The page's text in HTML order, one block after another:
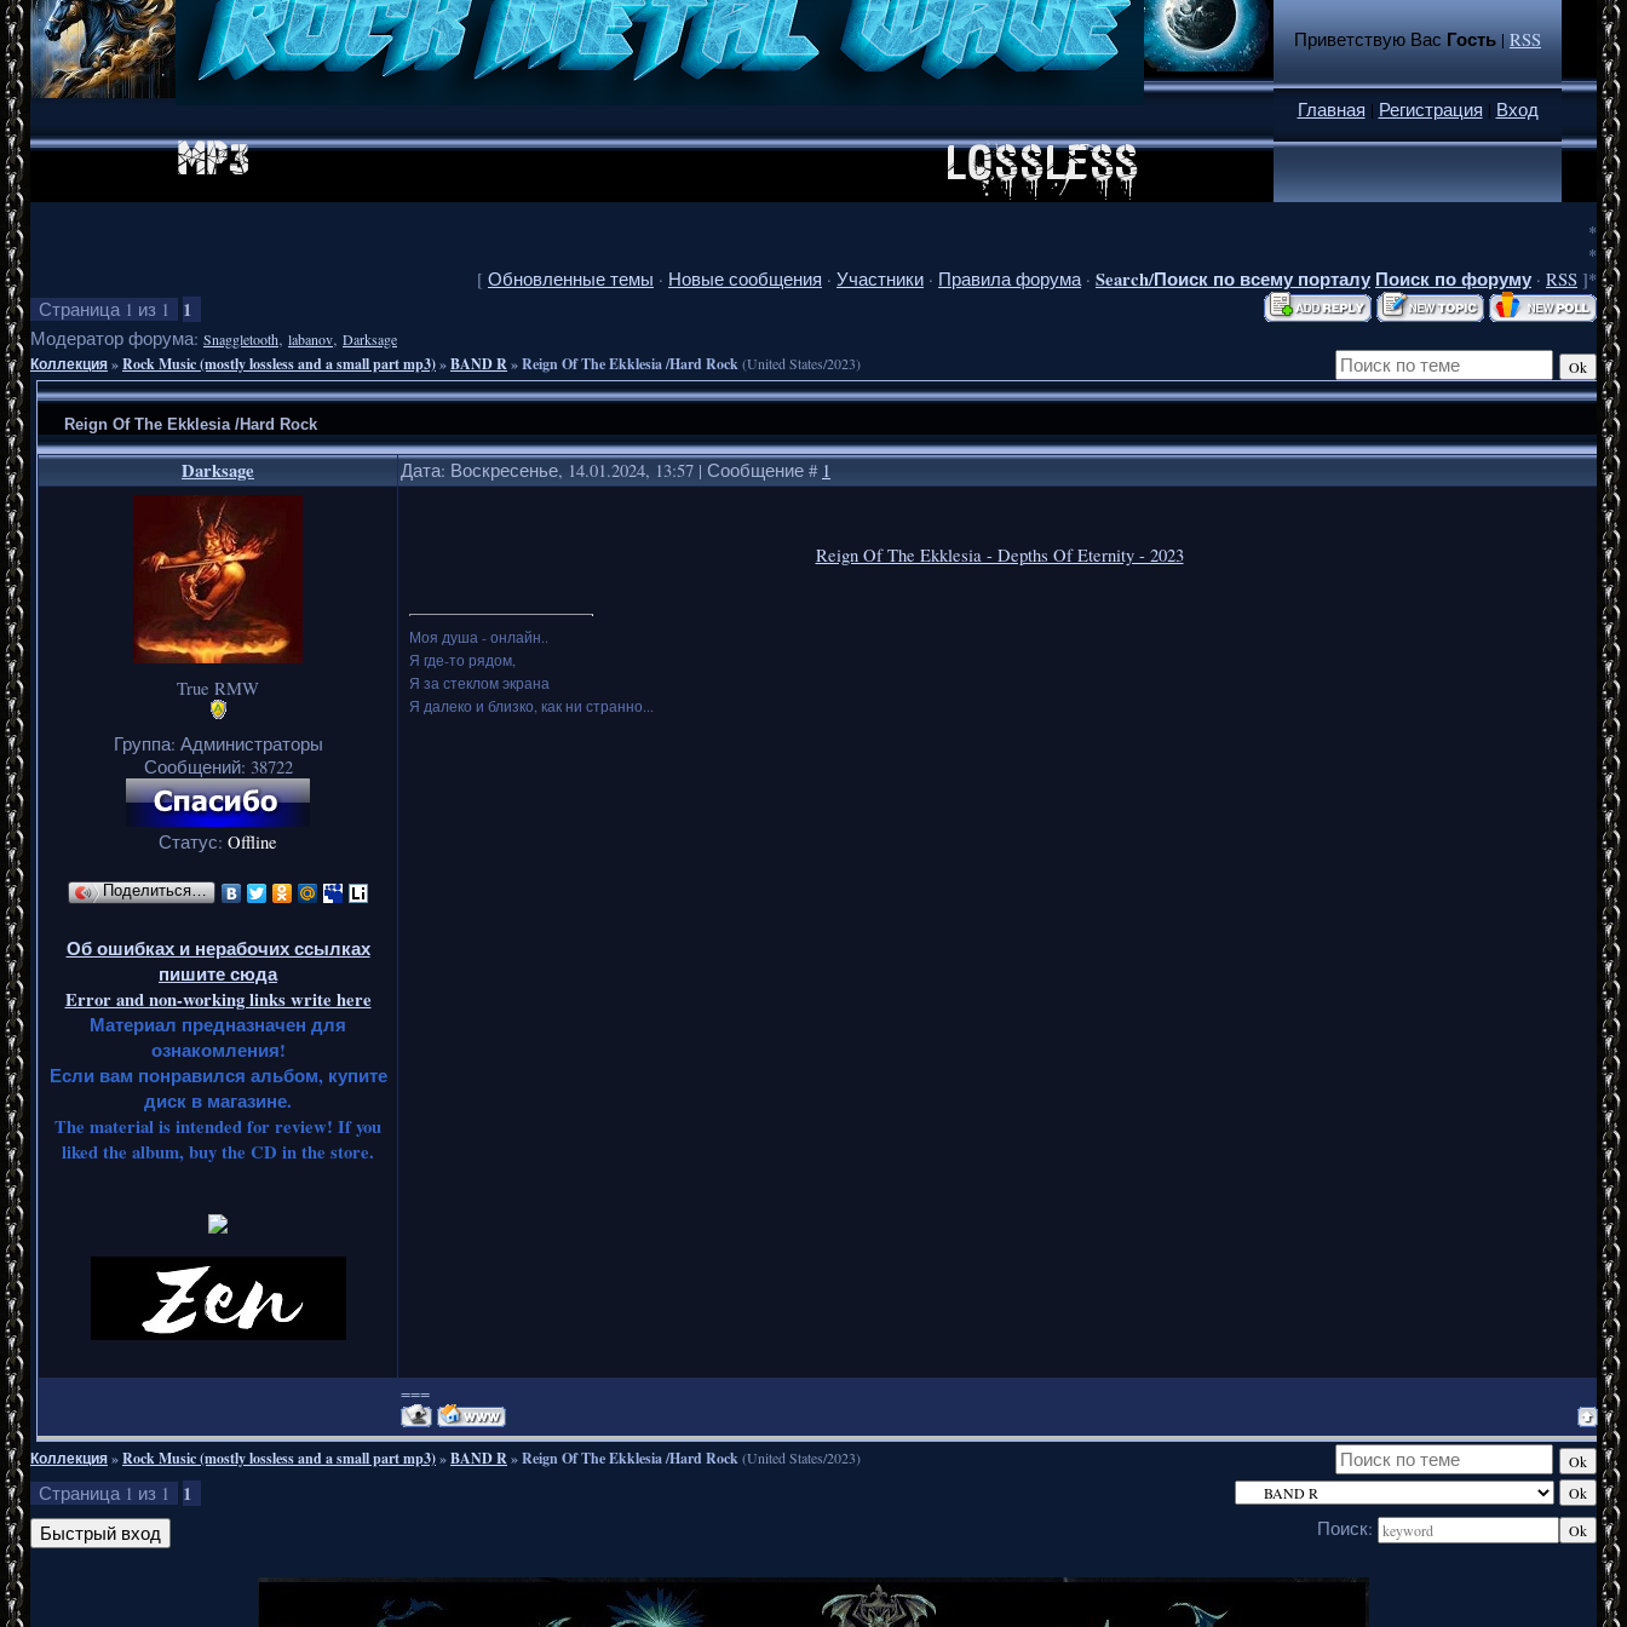
Приветствую Вас Гость|RSS
Главная | Регистрация | Вход
*
*
[ Обновленные темы · Новые сообщения · Участники · Правила форума · Search/Поиск по всему порталу Поиск по форуму · RSS ]*
Страница 1 из 1 1
Модератор форума: Snaggletooth, labanov, Darksage
Коллекция»Rock Music (mostly lossless and a small part mp3)»BAND R»Reign Of The Ekklesia /Hard Rock(United States/2023)
Reign Of The Ekklesia /Hard Rock
Darksage Дата: Воскресенье, 14.01.2024, 13:57 | Сообщение # 1
True RMW
Группа: Администраторы
Сообщений: 38722
Статус: Offline
Поделиться…
Об ошибках и нерабочих ссылках
пишите сюда
Error and non-working links write here
Материал предназначен для
ознакомления!
Если вам понравился альбом, купите
диск в магазине.
The material is intended for review! If you
liked the album, buy the CD in the store.
Reign Of The Ekklesia - Depths Of Eternity - 2023
Моя душа - онлайн..
Я где-то рядом,
Я за стеклом экрана
Я далеко и близко, как ни странно...
===
Коллекция»Rock Music (mostly lossless and a small part mp3)»BAND R»Reign Of The Ekklesia /Hard Rock(United States/2023)
Страница 1 из 1 1
Поиск: